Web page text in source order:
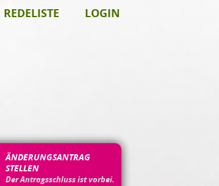
REDELISTE LOGIN
ÄNDERUNGSANTRAG
STELLEN
Der Antragsschluss ist vorbei.